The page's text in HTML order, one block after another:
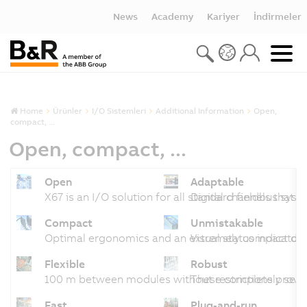
News Academy Kariyer İndirmeler
Home Ürünler I/O Sistemleri Additional Information
Open,
compact, ...
Open, compact, ...
Open
X67 is an I/O solution for all standard fieldbus
Adaptable
Digital channels that
Compact
Optimal ergonomics and an extremely compact
Unmistakable
Visual status
Flexible
100 m between modules without restrictions
Robust
These completely